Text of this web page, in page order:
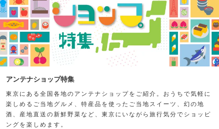
アンテナショップ特集
東京にある全国各地のアンテナショップをご紹介。おうちで気軽に
楽しめるご当地グルメ、特産品を使ったご当地スイーツ、幻の地
酒、産地直送の新鮮野菜など、東京にいながら旅行気分でショッピ
ングを楽しめます。